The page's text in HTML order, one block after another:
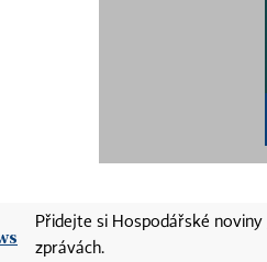
Přidejte si Hospodářské noviny
zprávách.